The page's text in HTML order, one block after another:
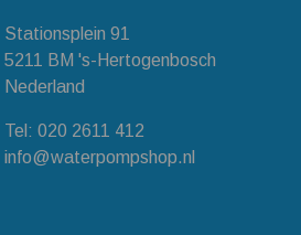
Stationsplein 91
5211 BM 's-Hertogenbosch
Nederland
Tel: 020 2611 412
info@waterpompshop.nl